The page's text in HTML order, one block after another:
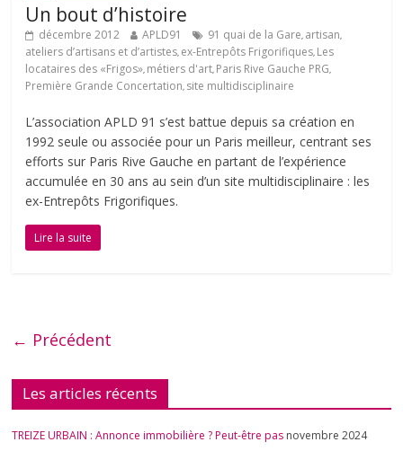
Un bout d’histoire
décembre 2012 APLD91 91 quai de la Gare, artisan,
ateliers d’artisans et d’artistes, ex-Entrepôts Frigorifiques, Les
locataires des «Frigos», métiers d'art, Paris Rive Gauche PRG,
Première Grande Concertation, site multidisciplinaire
L’association APLD 91 s’est battue depuis sa création en
1992 seule ou associée pour un Paris meilleur, centrant ses
efforts sur Paris Rive Gauche en partant de l’expérience
accumulée en 30 ans au sein d’un site multidisciplinaire : les
ex-Entrepôts Frigorifiques.
Lire la suite
← Précédent
Les articles récents
TREIZE URBAIN : Annonce immobilière ? Peut-être pas novembre 2024